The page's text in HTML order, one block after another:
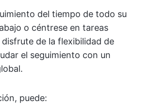
del tiempo de todo su
o céntrese en tareas
de la flexibilidad de
el seguimiento con un
puede: